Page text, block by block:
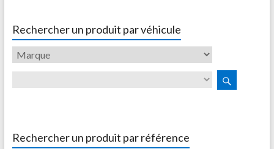
Rechercher un produit par véhicule
Rechercher un produit par référence